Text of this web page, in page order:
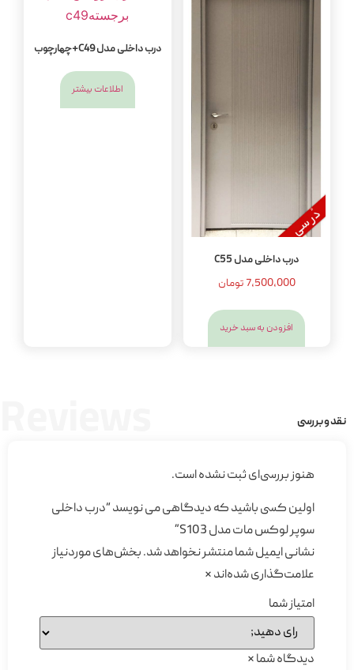
درب داخلی مدل C55
7,500,000 تومان
افزودن به سبد خرید
درب داخلی مدل C49+چهارچوب
اطلاعات بیشتر
نقد و بررسی
هنوز بررسی‌ای ثبت نشده است.
اولین کسی باشید که دیدگاهی می نویسد “درب داخلی
سوپر لوکس مات مدل S103”
نشانی ایمیل شما منتشر نخواهد شد. بخش‌های موردنیاز
علامت‌گذاری شده‌اند*
امتیاز شما
دیدگاه شما*